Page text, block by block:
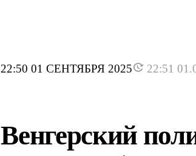
22:50 01 СЕНТЯБРЯ 2025 22:51
Венгерский